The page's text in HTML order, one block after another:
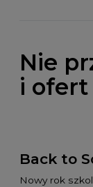
Nie
i ofert
Back to
Nowy rok